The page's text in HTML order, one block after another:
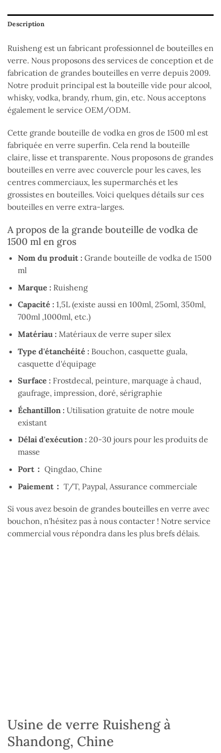
Description
Ruisheng est un fabricant professionnel de bouteilles en
verre. Nous proposons des services de conception et de
fabrication de grandes bouteilles en verre depuis 2009.
Notre produit principal est la bouteille vide pour alcool,
whisky, vodka, brandy, rhum, gin, etc. Nous acceptons
également le service OEM/ODM.
Cette grande bouteille de vodka en gros de 1500 ml est
fabriquée en verre superfin. Cela rend la bouteille
claire, lisse et transparente. Nous proposons de grandes
bouteilles en verre avec couvercle pour les caves, les
centres commerciaux, les supermarchés et les
grossistes en bouteilles. Voici quelques détails sur ces
bouteilles en verre extra-larges.
A propos de la grande bouteille de vodka de
1500 ml en gros
Nom du produit : Grande bouteille de vodka de 1500
ml
Marque : Ruisheng
Capacité : 1,5L (existe aussi en 100ml, 25oml, 350ml,
700ml ,1000ml, etc.)
Matériau : Matériaux de verre super silex
Type d'étanchéité : Bouchon, casquette guala,
casquette d'équipage
Surface : Frostdecal, peinture, marquage à chaud,
gaufrage, impression, doré, sérigraphie
Échantillon : Utilisation gratuite de notre moule
existant
Délai d'exécution : 20-30 jours pour les produits de
masse
Port： Qingdao, Chine
Paiement： T/T, Paypal, Assurance commerciale
Si vous avez besoin de grandes bouteilles en verre avec
bouchon, n'hésitez pas à nous contacter ! Notre service
commercial vous répondra dans les plus brefs délais.
Usine de verre Ruisheng à
Shandong, Chine